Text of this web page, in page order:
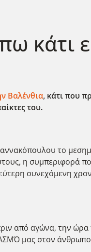
κάτι
Βαλένθια, κάτι που
του.
το
η συμπεριφορά
συνεχόμενη
από αγώνα, την
μας στον